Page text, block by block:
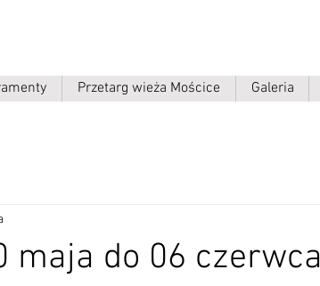
Przetarg wieża Mościce Galeria
maja do 06 czerwca